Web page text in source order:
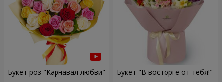
Букет роз "Карнавал любви" Букет "В восторге от тебя!"